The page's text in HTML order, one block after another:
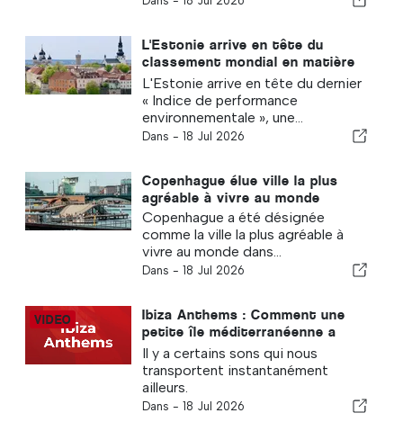
L'Estonie arrive en tête du
classement mondial en matière
de développement durable
L'Estonie arrive en tête du dernier
« Indice de performance
environnementale », une...
Dans - 18 Jul 2026
Copenhague élue ville la plus
agréable à vivre au monde
Copenhague a été désignée
comme la ville la plus agréable à
vivre au monde dans...
Dans - 18 Jul 2026
Ibiza Anthems : Comment une
petite île méditerranéenne a
appris au monde entier à faire la
fête
Il y a certains sons qui nous
transportent instantanément
ailleurs.
Dans - 18 Jul 2026